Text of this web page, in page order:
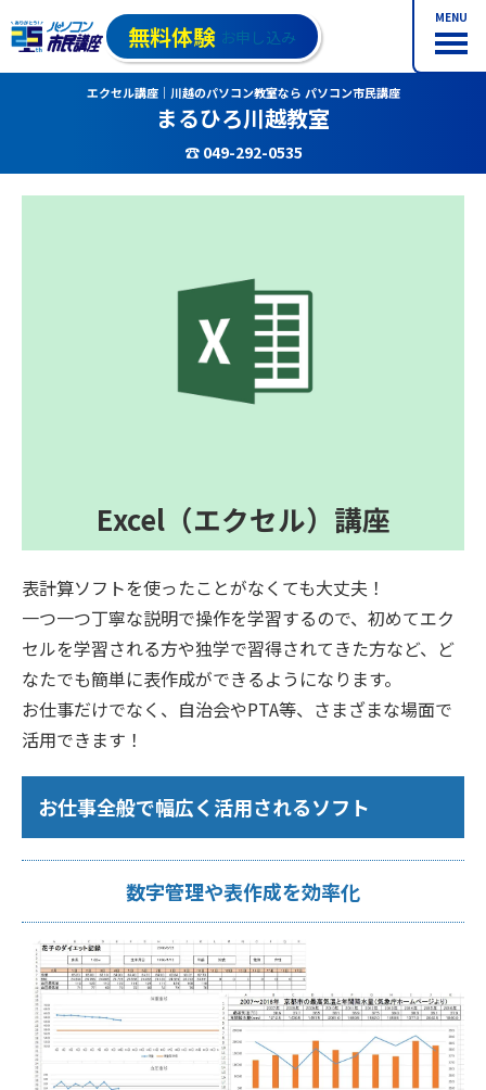
MENU
無料体験 お申し込み
エクセル講座｜川越のパソコン教室なら パソコン市民講座
まるひろ川越教室
☎ 049-292-0535
Excel（エクセル）講座
表計算ソフトを使ったことがなくても大丈夫！
一つ一つ丁寧な説明で操作を学習するので、初めてエク
セルを学習される方や独学で習得されてきた方など、ど
なたでも簡単に表作成ができるようになります。
お仕事だけでなく、自治会やPTA等、さまざまな場面で
活用できます！
お仕事全般で幅広く活用されるソフト
数字管理や表作成を効率化